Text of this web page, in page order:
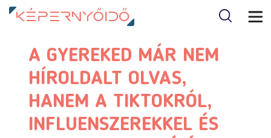
A GYEREKED MÁR NEM
HÍROLDALT OLVAS,
HANEM A TIKTOKRÓL,
INFLUENSZEREKKEL ÉS